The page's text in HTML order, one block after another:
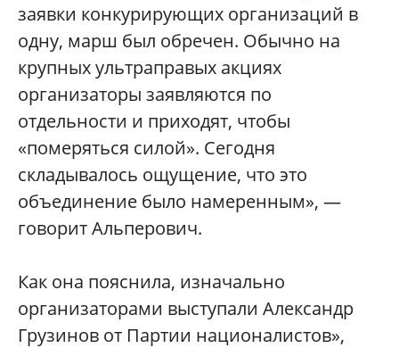
заявки конкурирующих организаций в
одну, марш был обречен. Обычно на
крупных ультраправых акциях
организаторы заявляются по
отдельности и приходят, чтобы
«померяться силой». Сегодня
складывалось ощущение, что это
объединение было намеренным», —
говорит Альперович.
Как она пояснила, изначально
организаторами выступали Александр
Грузинов от Партии националистов»,